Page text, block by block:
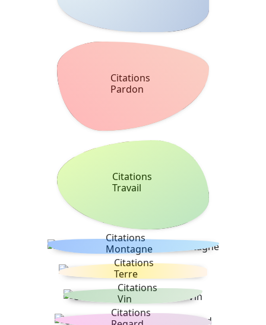
Citations
Pardon
Citations
Travail
Citations
Montagne
Citations
Terre
Citations
Vin
Citations